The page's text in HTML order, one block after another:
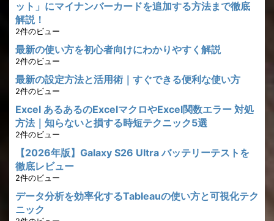
ット」にマイナンバーカードを追加する方法まで徹底
解説！
2件のビュー
最新の使い方を初心者向けにわかりやすく解説
2件のビュー
最新の設定方法と活用術｜すぐできる便利な使い方
2件のビュー
Excel あるあるのExcelマクロやExcel関数エラー 対処
方法｜知らないと損する時短テクニック5選
2件のビュー
【2026年版】Galaxy S26 Ultra バッテリーテストを
徹底レビュー
2件のビュー
データ分析を効率化するTableauの使い方と可視化テク
ニック